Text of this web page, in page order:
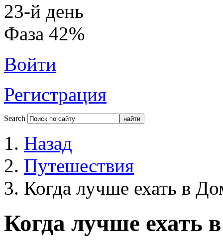
23-й день
Фаза 42%
Войти
Регистрация
Search
Назад
Путешествия
Когда лучше ехать в
Когда лучше ехать